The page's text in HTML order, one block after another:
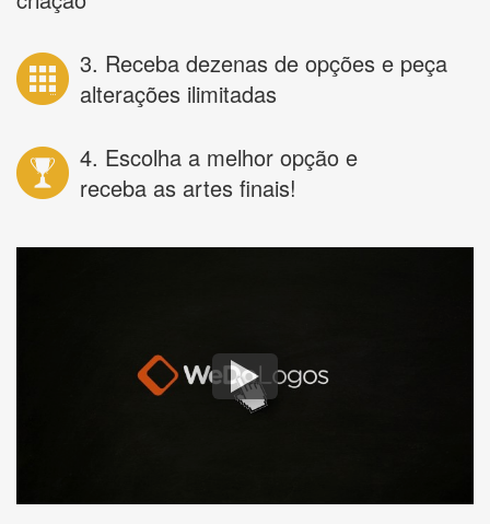
3. Receba dezenas de opções e peça
alterações ilimitadas
4. Escolha a melhor opção e
receba as artes finais!